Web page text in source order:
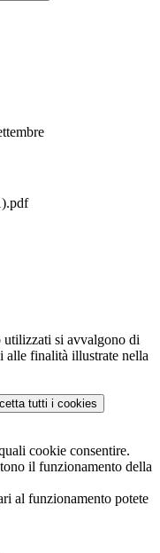
utilizzati si avvalgono di
alle finalità illustrate nella
tutti i cookies
cookie consentire.
il funzionamento della
al funzionamento potete